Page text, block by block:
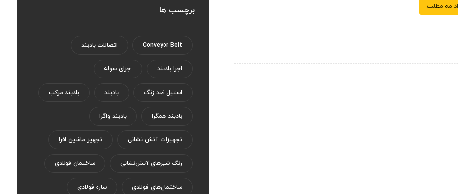
ادامه مطلب برچسب ها
Conveyor Belt اتصالات بادبند
اجرا بادبند اجزای سوله
استیل ضد زنگ بادبند بادبند مرکب
بادبند همگرا بادبند واگرا
تجهیزات آتش نشانی تجهیز ماشین افرا
رنگ‌ شیر‌های آتش‌نشانی ساختمان فولادی
ساختمان‌های فولادی سازه فولادی